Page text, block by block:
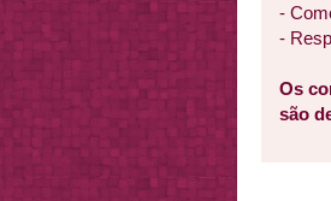
-
-
Os
são